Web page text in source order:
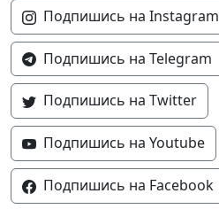
Подпишись на Instagram
Подпишись на Telegram
Подпишись на Twitter
Подпишись на Youtube
Подпишись на Facebook